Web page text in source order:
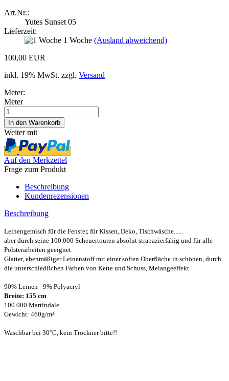
Art.Nr.:
Yutes Sunset 05
Lieferzeit:
1 Woche (Ausland abweichend)
100,00 EUR
inkl. 19% MwSt. zzgl. Versand
Meter:
Meter
Weiter mit
Auf den Merkzettel
Frage zum Produkt
Beschreibung
Kundenrezensionen
Beschreibung
Leinengemisch für die Fenster, für Kissen, Deko, Tischwäsche......
aber durch seine 100.000 Scheuertouren absolut strapazierfähig und für alle
Polsterarbeiten geeignet.
Glatter, ebenmäßiger Leinenstoff mit einer soften Oberfläche in schönen, durch
die unterschiedlichen Farben von Kette und Schuss, Melangeeffekt.
90% Leinen - 9% Polyacryl
Breite: 155 cm
100.000 Martindale
Gewicht: 460g/m²
Waschbar bei 30°C, kein Trockner bitte!!